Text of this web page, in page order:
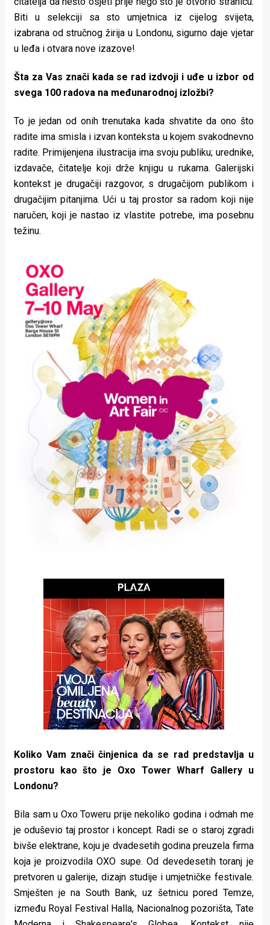
Biti u selekciji sa sto umjetnica iz cijelog svijeta,
izabrana od stručnog žirija u Londonu, sigurno daje vjetar
u leđa i otvara nove izazove!
Šta za Vas znači kada se rad izdvoji i uđe u izbor od
svega 100 radova na međunarodnoj izložbi?
To je jedan od onih trenutaka kada shvatite da ono što
radite ima smisla i izvan konteksta u kojem svakodnevno
radite. Primijenjena ilustracija ima svoju publiku; urednike,
izdavače, čitatelje koji drže knjigu u rukama. Galerijski
kontekst je drugačiji razgovor, s drugačijom publikom i
drugačijim pitanjima. Ući u taj prostor sa radom koji nije
naručen, koji je nastao iz vlastite potrebe, ima posebnu
težinu.
Koliko Vam znači činjenica da se rad predstavlja u
prostoru kao što je Oxo Tower Wharf Gallery u
Londonu?
Bila sam u Oxo Toweru prije nekoliko godina i odmah me
je oduševio taj prostor i koncept. Radi se o staroj zgradi
bivše elektrane, koju je dvadesetih godina preuzela firma
koja je proizvodila OXO supe. Od devedesetih toranj je
pretvoren u galerije, dizajn studije i umjetničke festivale.
Smješten je na South Bank, uz šetnicu pored Temze,
između Royal Festival Halla, Nacionalnog pozorišta, Tate